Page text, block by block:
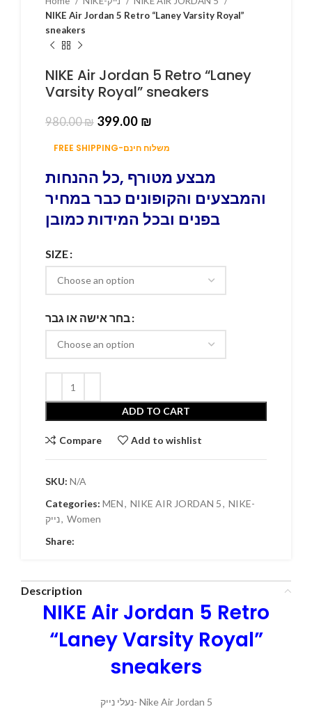
NIKE Air Jordan 5 Retro “Laney Varsity Royal”
sneakers
NIKE Air Jordan 5 Retro “Laney
Varsity Royal” sneakers
980.00₪ 399.00 ₪
FREE SHIPPING-משלוח חינם
מבצע מטורף ,כל ההנחות
והמבצעים והקופונים כבר במחיר
בפנים ובכל המידות כמובן
SIZE
בחר אישה או גבר
ADD TO CART
Compare Add to wishlist
SKU: N/A
Categories: MEN, NIKE AIR JORDAN 5, NIKE-
נייק, Women
Share:
Description
NIKE Air Jordan 5 Retro
“Laney Varsity Royal”
sneakers
נעלי נייק- Nike Air Jordan 5